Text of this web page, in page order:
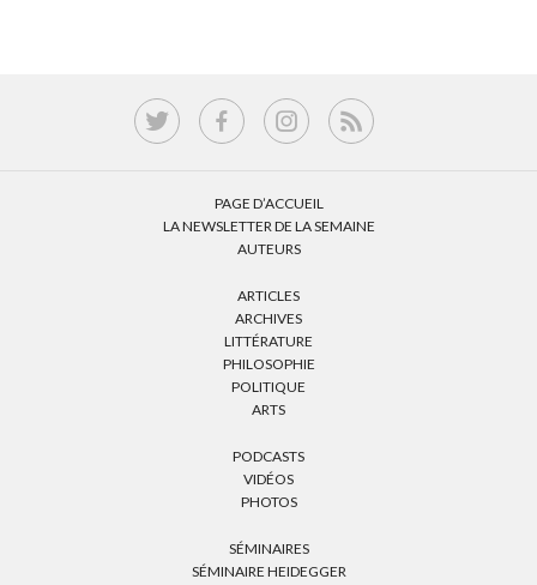
PAGE D’ACCUEIL
LA NEWSLETTER DE LA SEMAINE
AUTEURS
ARTICLES
ARCHIVES
LITTÉRATURE
PHILOSOPHIE
POLITIQUE
ARTS
PODCASTS
VIDÉOS
PHOTOS
SÉMINAIRES
SÉMINAIRE HEIDEGGER